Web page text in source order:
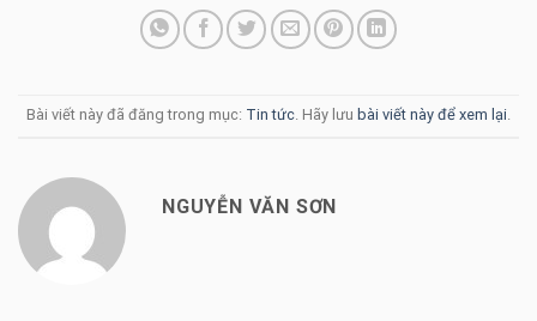
Bài viết này đã đăng trong mục: Tin tức . Hãy lưu bài viết này để xem lại
NGUYỄN VĂN SƠN